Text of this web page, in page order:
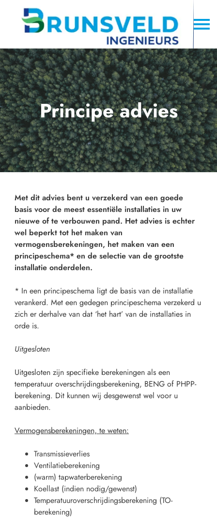
Principe advies
Met dit advies bent u verzekerd van een goede
basis voor de meest essentiële installaties in uw
nieuwe of te verbouwen pand. Het advies is echter
wel beperkt tot het maken van
vermogensberekeningen, het maken van een
principeschema* en de selectie van de grootste
installatie onderdelen.
* In een principeschema ligt de basis van de installatie
verankerd. Met een gedegen principeschema verzekerd u
zich er derhalve van dat ‘het hart’ van de installaties in
orde is.
Uitgesloten
Uitgesloten zijn specifieke berekeningen als een
temperatuur overschrijdingsberekening, BENG of PHPP-
berekening. Dit kunnen wij desgewenst wel voor u
aanbieden.
Vermogensberekeningen, te weten:
Transmissieverlies
Ventilatieberekening
(warm) tapwaterberekening
Koellast (indien nodig/gewenst)
Temperatuuroverschrijdingsberekening (TO-
berekening)